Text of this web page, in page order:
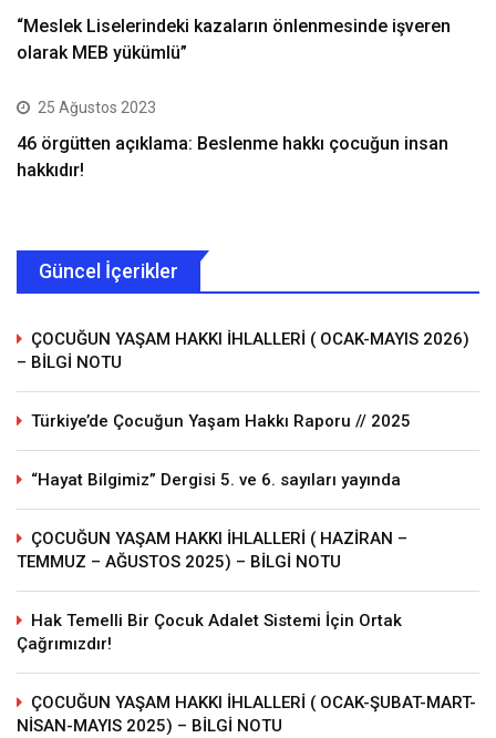
“Meslek Liselerindeki kazaların önlenmesinde işveren
olarak MEB yükümlü”
25 Ağustos 2023
46 örgütten açıklama: Beslenme hakkı çocuğun insan
hakkıdır!
Güncel İçerikler
ÇOCUĞUN YAŞAM HAKKI İHLALLERİ ( OCAK-MAYIS 2026)
– BİLGİ NOTU
Türkiye’de Çocuğun Yaşam Hakkı Raporu // 2025
“Hayat Bilgimiz” Dergisi 5. ve 6. sayıları yayında
ÇOCUĞUN YAŞAM HAKKI İHLALLERİ ( HAZİRAN –
TEMMUZ – AĞUSTOS 2025) – BİLGİ NOTU
Hak Temelli Bir Çocuk Adalet Sistemi İçin Ortak
Çağrımızdır!
ÇOCUĞUN YAŞAM HAKKI İHLALLERİ ( OCAK-ŞUBAT-MART-
NİSAN-MAYIS 2025) – BİLGİ NOTU